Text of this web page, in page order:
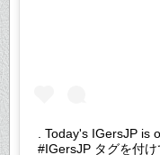
. Today's IGersJP is
#IGersJP タグを付